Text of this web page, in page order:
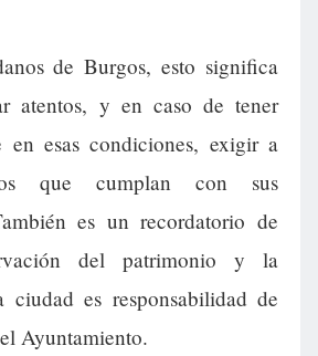
de Burgos, esto significa
atentos, y en caso de tener
en esas condiciones, exigir a
que cumplan con sus
es un recordatorio de
del patrimonio y la
ciudad es responsabilidad de
Ayuntamiento.